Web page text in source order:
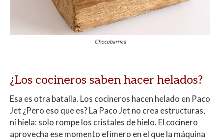
Chocobarrica
¿Los cocineros saben hacer helados?
Esa es otra batalla. Los cocineros hacen helado en Paco
Jet ¿Pero eso que es? La Paco Jet no crea estructuras,
ni hiela: solo rompe los cristales de hielo. El cocinero
aprovecha ese momento efímero en el que la máquina